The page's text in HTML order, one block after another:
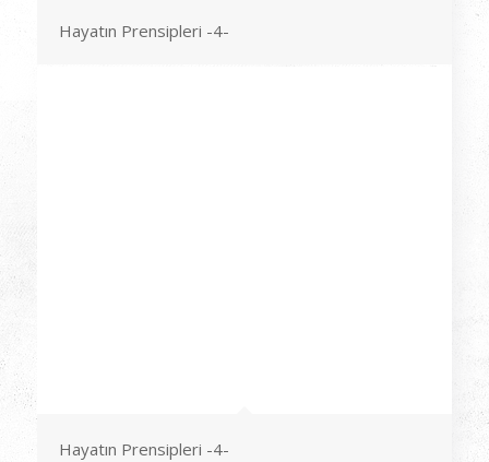
Hayatın Prensipleri -4-
Hayatın Prensipleri -4-